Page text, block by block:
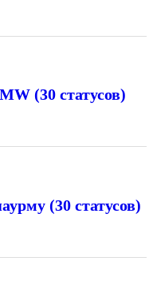
(30 статусов)
(30 статусов)